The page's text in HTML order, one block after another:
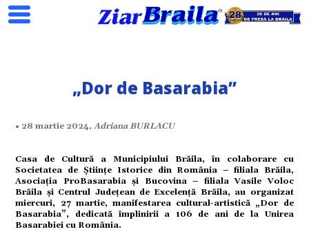
„Dor de Basarabia”
• 28 martie 2024,Adriana BURLACU
Casa de Cultură a Municipiului Brăila, în colaborare cu
Societatea de Științe Istorice din România – filiala Brăila,
Asociația ProBasarabia și Bucovina – filiala Vasile Voloc
Brăila și Centrul Județean de Excelență Brăila, au organizat
miercuri, 27 martie, manifestarea cultural-artistică „Dor de
Basarabia”, dedicată împlinirii a 106 de ani de la Unirea
Basarabiei cu România.